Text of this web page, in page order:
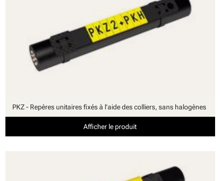
PKZ - Repères unitaires fixés à l’aide des colliers, sans halogènes
Afficher le produit